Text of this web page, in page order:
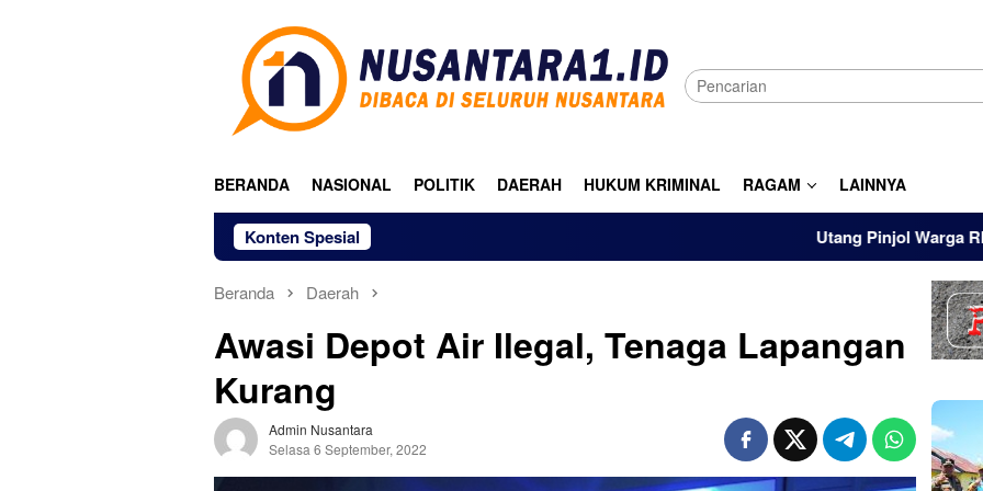
BERANDA NASIONAL POLITIK DAERAH HUKUM KRIMINAL RAGAM LAINNYA
Konten Spesial Utang Pinjol Warga RI Tembus
Beranda Daerah
Awasi Depot Air Ilegal, Tenaga Lapangan
Kurang
Admin Nusantara
Selasa 6 September, 2022